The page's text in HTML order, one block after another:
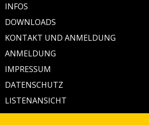
INFOS
DOWNLOADS
KONTAKT UND ANMELDUNG
ANMELDUNG
IMPRESSUM
DATENSCHUTZ
LISTENANSICHT